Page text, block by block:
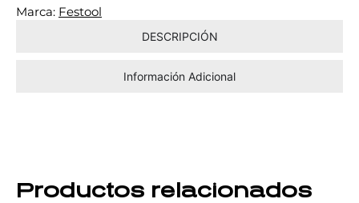
Marca: Festool
DESCRIPCIÓN
Información Adicional
Productos relacionados